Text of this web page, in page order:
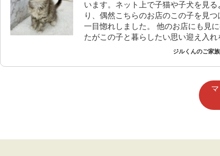
います。ネット上で子猫や子犬を見る
り、偶然こちらのお店のこの子を見つ
一目惚れしました。 他のお店にも見
たがこの子と暮らしたい思い迎え入れ
ジルくんのご家